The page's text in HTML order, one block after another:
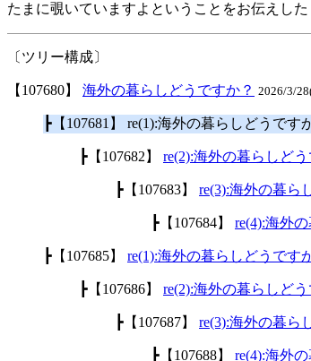
たまに覗いていますよということをお伝えした
〔ツリー構成〕
【107680】 海外の暮らしどうですか？ 2026/3/
┣【107681】 re(1):海外の暮らしどうです
┣【107682】 re(2):海外の暮らしどう
┣【107683】 re(3):海外の暮ら
┣【107684】 re(4):海外
┣【107685】 re(1):海外の暮らしどうです
┣【107686】 re(2):海外の暮らしどう
┣【107687】 re(3):海外の暮ら
┣【107688】 re(4):海外